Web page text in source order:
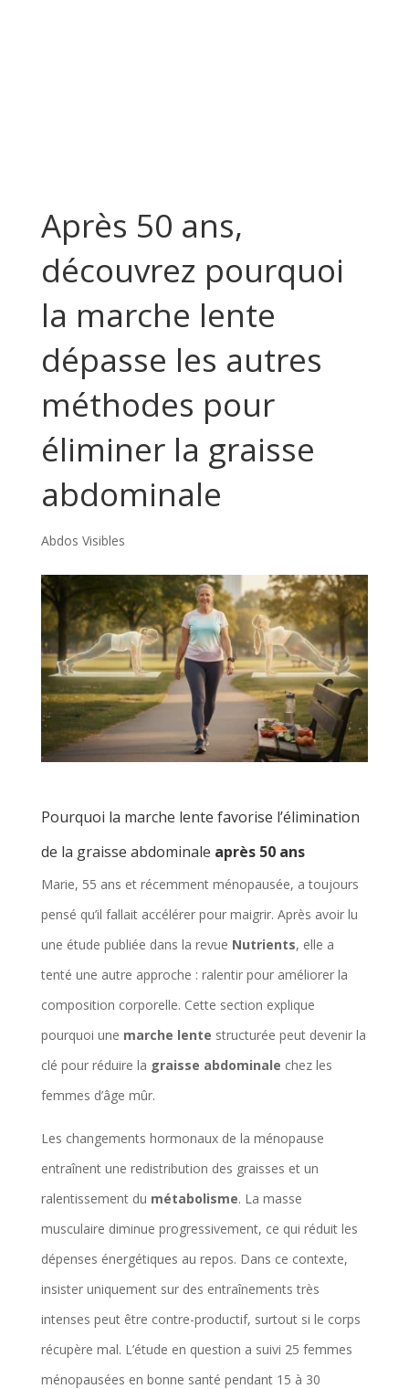
Après 50 ans,
découvrez pourquoi
la marche lente
dépasse les autres
méthodes pour
éliminer la graisse
abdominale
Abdos Visibles
Pourquoi la marche lente favorise l’élimination
de la graisse abdominale après 50 ans
Marie, 55 ans et récemment ménopausée, a toujours
pensé qu’il fallait accélérer pour maigrir. Après avoir lu
une étude publiée dans la revue Nutrients, elle a
tenté une autre approche : ralentir pour améliorer la
composition corporelle. Cette section explique
pourquoi une marche lente structurée peut devenir la
clé pour réduire la graisse abdominale chez les
femmes d’âge mûr.
Les changements hormonaux de la ménopause
entraînent une redistribution des graisses et un
ralentissement du métabolisme. La masse
musculaire diminue progressivement, ce qui réduit les
dépenses énergétiques au repos. Dans ce contexte,
insister uniquement sur des entraînements très
intenses peut être contre-productif, surtout si le corps
récupère mal. L’étude en question a suivi 25 femmes
ménopausées en bonne santé pendant 15 à 30